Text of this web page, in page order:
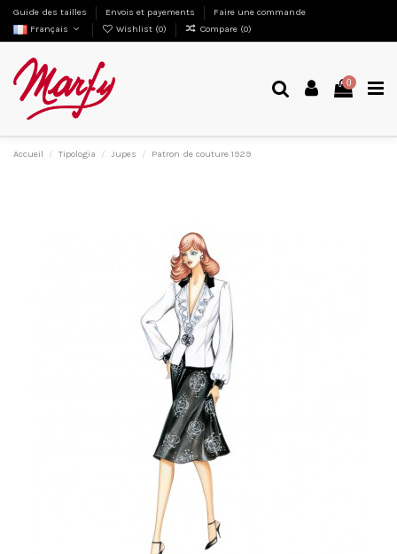
Guide des tailles Envois et payements
Faire une commande
Français
Wishlist (0) Compare (0)
0
Accueil Tipologia Jupes Patron de couture 1929